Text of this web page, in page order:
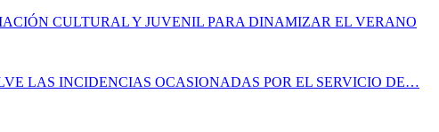
CULTURAL Y JUVENIL PARA DINAMIZAR EL VERANO
LAS INCIDENCIAS OCASIONADAS POR EL SERVICIO DE…